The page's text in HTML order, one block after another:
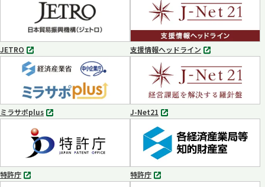
開
く
JETRO
別
タ
ブ
で
開
く
支援情報ヘッドライン
別
タ
ブ
で
開
く
ミラサポplus
別
ブ
で
開
く
J-Net21
別
タ
ブ
で
開
く
特許庁
別
特許庁
別